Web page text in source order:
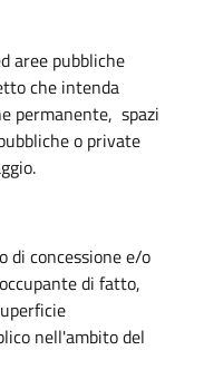
aree pubbliche
che intenda
permanente, spazi
o private
di concessione e/o
di fatto,
nell'ambito del